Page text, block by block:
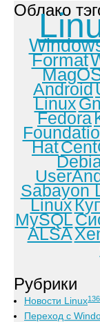
Облако
Format
Android
Linux
Fedora
Hat
Sabayon
Linux
MySQL
ALSA
Рубрики
Новости Linux
Переход с